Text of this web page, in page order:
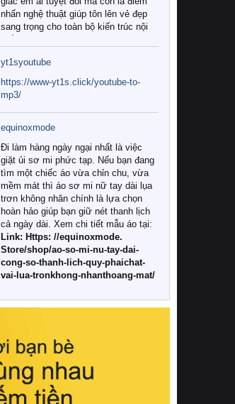
nhấn nghệ thuật giúp tôn lên vẻ đẹp
sang trọng cho toàn bộ kiến trúc nội
Tuy nhiên, giữa thị trường đa dạng
với vô vàn thương hiệu và mẫu mã
như hiện nay, làm thế nào để chọn
được những bộ chăn ga gối đệm cao
cấp thực sự chất lượng, phù hợp với
khí hậu và nhu cầu sử dụng của gia
đình? Hãy cùng chúng tôi đi tìm lời
giải đáp chi tiết qua bài viết dưới đây.
1. Tại sao các gia đình hiện đại lại ưa
chuộng chăn ga gối đệm cao cấp?
Khác với các dòng sản phẩm thông
thường, những bộ chăn ga gối đệm
cao cấp trải qua quy trình sản xuất
nghiêm ngặt từ khâu chọn lọc nguyên
liệu tự nhiên đến công nghệ dệt
nhuộm hiện đại không chứa hóa chất
này, bạn sẽ cảm nhận rõ rệt sự khác
hồi chuẩn xác của phần đệm nâng đỡ
cột sống.
Bên cạnh đó, việc lựa chọn các dòng
sản phẩm đạt chuẩn chất lượng quốc
yt1syoutube
https://www-yt1s.click/youtube-to-
mp3/
equinoxmode
Đi làm hàng ngày ngại nhất là việc
giặt ủi sơ mi phức tạp. Nếu bạn đang
tìm một chiếc áo vừa chỉn chu, vừa
mềm mát thì áo sơ mi nữ tay dài lụa
trơn không nhăn chính là lựa chọn
hoàn hảo giúp bạn giữ nét thanh lịch
cả ngày dài. Xem chi tiết mẫu áo tại:
Link: Https: //equinoxmode.
Store/shop/ao-so-mi-nu-tay-dai-
cong-so-thanh-lich-quy-phaichat-
vai-lua-tronkhong-nhanthoang-mat/